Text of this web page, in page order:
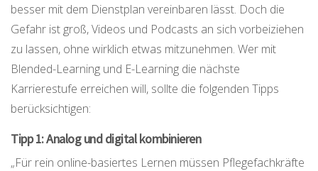
besser mit dem Dienstplan vereinbaren lässt. Doch die
Gefahr ist groß, Videos und Podcasts an sich vorbeiziehen
zu lassen, ohne wirklich etwas mitzunehmen. Wer mit
Blended-Learning und E-Learning die nächste
Karrierestufe erreichen will, sollte die folgenden Tipps
berücksichtigen:
Tipp 1: Analog und digital kombinieren
„Für rein online-basiertes Lernen müssen Pflegefachkräfte